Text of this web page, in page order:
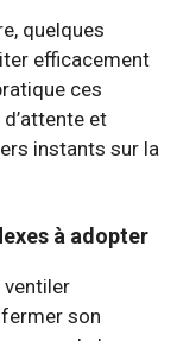
quelques
efficacement
ces
et
instants sur la
à adopter
ventiler
son